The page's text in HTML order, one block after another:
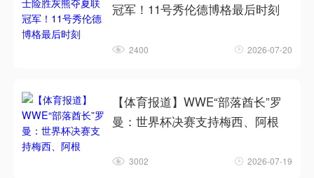
冠军！11号秀伦德博格最后时刻
2400 2026-07-20
【体育报道】WWE“部落酋长”罗
曼：世界杯决赛支持梅西、阿根
3002 2026-07-19